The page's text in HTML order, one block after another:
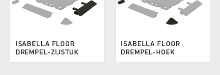
ISABELLA FLOOR
DREMPEL-ZIJSTUK
ISABELLA FLOOR
DREMPEL-HOEK